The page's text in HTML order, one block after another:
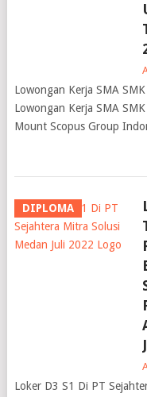
Lowongan Kerja SMA
Lowongan Kerja SMA
Mount Scopus Group
DIPLOMA
Loker D3 S1 Di PT